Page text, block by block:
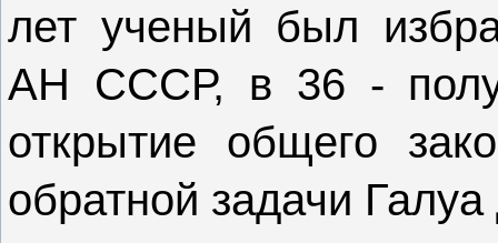
лет ученый был
АН СССР, в 36 -
открытие общего
обратной задачи